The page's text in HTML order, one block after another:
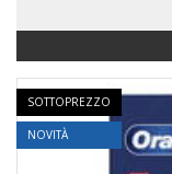
SOTTOPREZZO
NOVITÀ